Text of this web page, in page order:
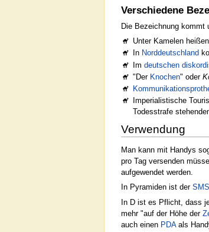
Verschiedene
Die Bezeichnung kommt
Unter Kamelen
In Norddeutschland
Imdeutschen
"Der Knochen" oder
Imperialistische
Todesstrafe
Verwendung
Man kann mit Handys
pro Tag versenden
aufgewendet werden.
In Pyramiden ist der SMS
In D ist es Pflicht, dass
mehr "auf der Höhe der
auch einen PDAals